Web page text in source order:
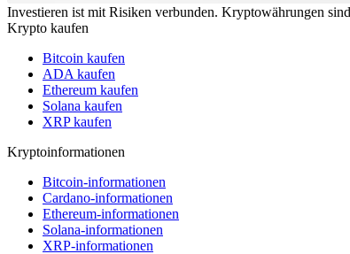
Investieren ist mit Risiken verbunden. Kryptowährungen
Krypto kaufen
Bitcoin kaufen
ADA kaufen
Ethereum kaufen
Solana kaufen
XRP kaufen
Kryptoinformationen
Bitcoin-informationen
Cardano-informationen
Ethereum-informationen
Solana-informationen
XRP-informationen